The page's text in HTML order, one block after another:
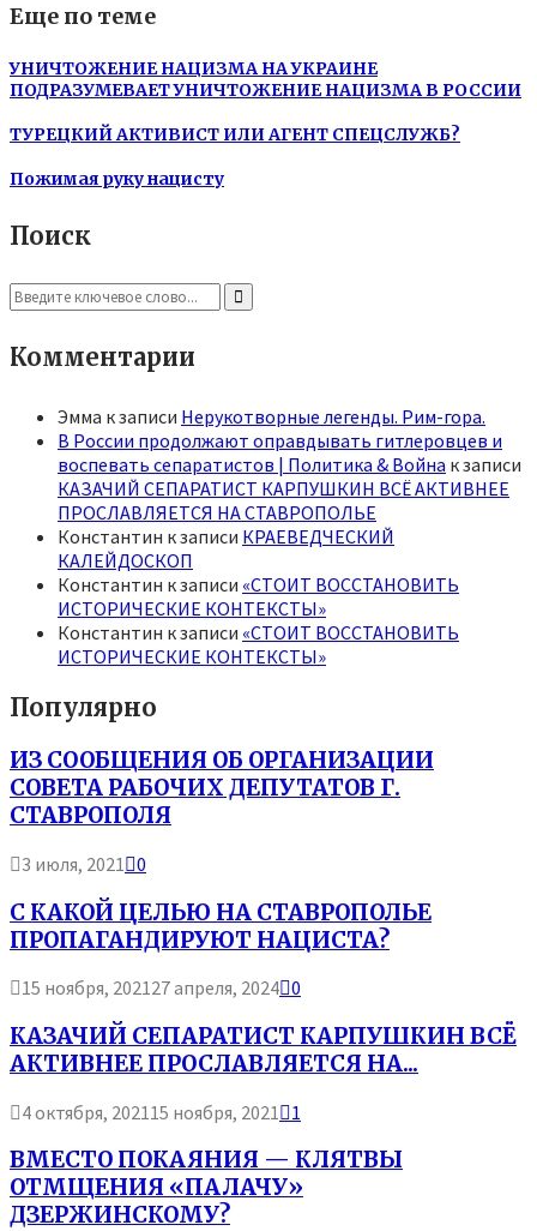
Еще по теме
УНИЧТОЖЕНИЕ НАЦИЗМА НА УКРАИНЕ
ПОДРАЗУМЕВАЕТ УНИЧТОЖЕНИЕ НАЦИЗМА В РОССИИ
ТУРЕЦКИЙ АКТИВИСТ ИЛИ АГЕНТ СПЕЦСЛУЖБ?
Пожимая руку нацисту
Поиск
Search
for:
Search
Комментарии
Эмма к записи Нерукотворные легенды. Рим-гора.
В России продолжают оправдывать гитлеровцев и
воспевать сепаратистов | Политика & Война к записи
КАЗАЧИЙ СЕПАРАТИСТ КАРПУШКИН ВСЁ АКТИВНЕЕ
ПРОСЛАВЛЯЕТСЯ НА СТАВРОПОЛЬЕ
Константин к записи КРАЕВЕДЧЕСКИЙ
КАЛЕЙДОСКОП
Константин к записи «СТОИТ ВОССТАНОВИТЬ
ИСТОРИЧЕСКИЕ КОНТЕКСТЫ»
Константин к записи «СТОИТ ВОССТАНОВИТЬ
ИСТОРИЧЕСКИЕ КОНТЕКСТЫ»
Популярно
ИЗ СООБЩЕНИЯ ОБ ОРГАНИЗАЦИИ
СОВЕТА РАБОЧИХ ДЕПУТАТОВ Г.
СТАВРОПОЛЯ
3 июля, 2021 0
С КАКОЙ ЦЕЛЬЮ НА СТАВРОПОЛЬЕ
ПРОПАГАНДИРУЮТ НАЦИСТА?
15 ноября, 202127 апреля, 2024 0
КАЗАЧИЙ СЕПАРАТИСТ КАРПУШКИН ВСЁ
АКТИВНЕЕ ПРОСЛАВЛЯЕТСЯ НА...
4 октября, 2021 15 ноября, 2021 1
ВМЕСТО ПОКАЯНИЯ — КЛЯТВЫ
ОТМЩЕНИЯ «ПАЛАЧУ»
ДЗЕРЖИНСКОМУ?